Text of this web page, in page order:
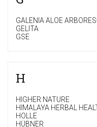
GALENIA ALOE
GELITA
GSE
H
HIGHER NATURE
HIMALAYA HERBAL
HOLLE
HÜBNER